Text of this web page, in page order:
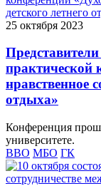
25 октября 2023
практической
нравственное
отдыха»
Конференция
университете.
ВВО МБО ГК